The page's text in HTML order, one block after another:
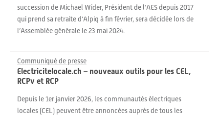
succession de Michael Wider, Président de l’AES depuis 2017
qui prend sa retraite d’Alpiq à fin février, sera décidée lors de
l’Assemblée générale le 23 mai 2024.
Communiqué de presse
Electricitelocale.ch – nouveaux outils pour les CEL,
RCPv et RCP
Depuis le 1er janvier 2026, les communautés électriques
locales (CEL) peuvent être annoncées auprès de tous les